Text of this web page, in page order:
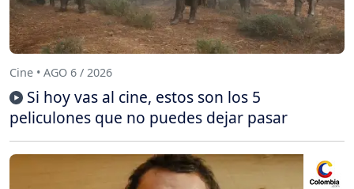
Cine • AGO 6 / 2026
Si hoy vas al cine, estos son los 5
peliculones que no puedes dejar pasar